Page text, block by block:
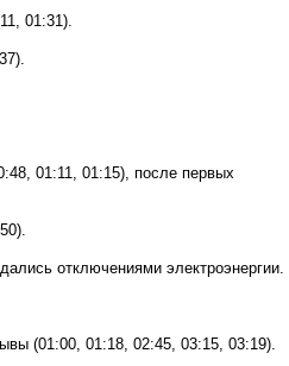
01:31).
01:11, 01:15), после первых
отключениями электроэнергии.
(01:00, 01:18, 02:45, 03:15, 03:19).